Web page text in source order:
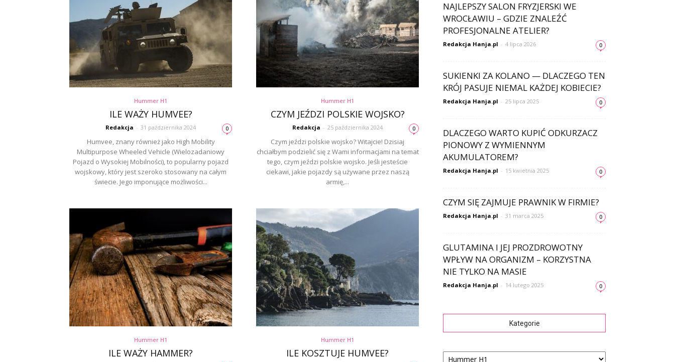
Hummer H1
ILE WAŻY HUMVEE?
Redakcja - 31 października 2024 0
Humvee, znany również jako High Mobility
Multipurpose Wheeled Vehicle (Wielozadaniowy
Pojazd o Wysokiej Mobilności), to popularny pojazd
wojskowy, który jest szeroko stosowany na całym
świecie. Jego imponujące możliwości...
Hummer H1
CZYM JEŹDZI POLSKIE WOJSKO?
Redakcja - 25 października 2024 0
Czym jeździ polskie wojsko? Witajcie! Dzisiaj
chciałbym podzielić się z Wami informacjami na temat
tego, czym jeździ polskie wojsko. Jeśli jesteście
ciekawi, jakie pojazdy są używane przez naszą
armię,...
Hummer H1
ILE WAŻY HAMMER?
Hummer H1
ILE KOSZTUJE HUMVEE?
NAJLEPSZY SALON FRYZJERSKI WE
WROCŁAWIU – GDZIE ZNALEŹĆ
PROFESJONALNE ATELIER?
Redakcja Hanja.pl - 4 lipca 2026 0
SUKIENKI ZA KOLANO — DLACZEGO TEN
KRÓJ PASUJE NIEMAL KAŻDEJ KOBIECIE?
Redakcja Hanja.pl - 25 lipca 2025 0
DLACZEGO WARTO KUPIĆ ODKURZACZ
PIONOWY Z WYMIENNYM
AKUMULATOREM?
Redakcja Hanja.pl - 15 kwietnia 2025 0
CZYM SIĘ ZAJMUJE PRAWNIK W FIRMIE?
Redakcja Hanja.pl - 31 marca 2025 0
GLUTAMINA I JEJ PROZDROWOTNY
WPŁYW NA ORGANIZM – KORZYSTNA
NIE TYLKO NA MASIE
Redakcja Hanja.pl - 14 lutego 2025 0
Kategorie
Kategorie